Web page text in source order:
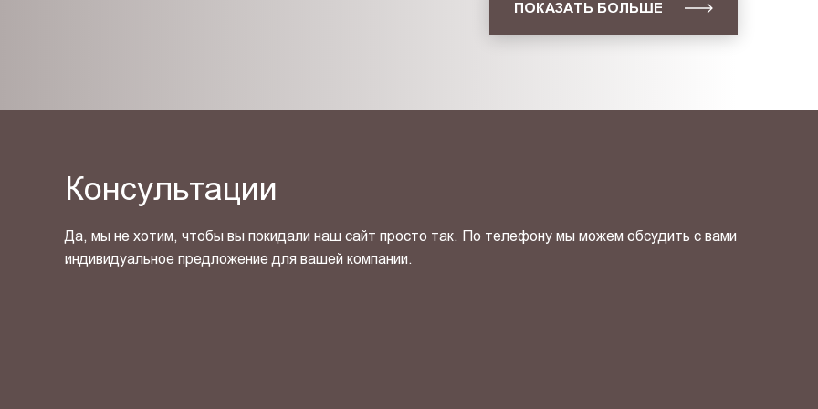
ПОКАЗАТЬ БОЛЬШЕ
Консультации
Да, мы не хотим, чтобы вы покидали наш сайт просто так. По телефону мы можем обсудить с вами
индивидуальное предложение для вашей компании.